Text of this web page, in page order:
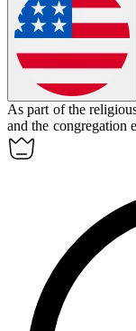
As part of the
and the congregation